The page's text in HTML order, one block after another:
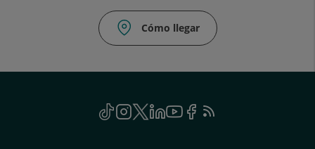
Cómo llegar
TikTok
Este
enlace
Instagram
Este
enlace
Twitter
Enlace
a
Linkedin
Este
enlace
Youtube
Este
enlace
Facebook
Enlace
Feed
Este